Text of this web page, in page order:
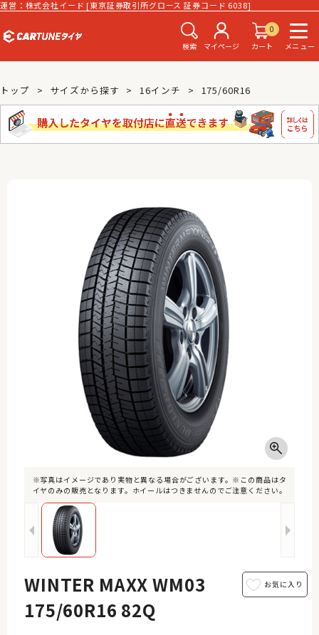
運営：株式会社イード [東京証券取引所グロース 証券コード 6038]
検索 マイページ
0
カート
メニュー
トップ サイズから探す 16インチ 175/60R16
※写真はイメージであり実物と異なる場合がございます。※この商品はタ
イヤのみの販売となります。ホイールはつきませんのでご注意ください。
WINTER MAXX WM03
175/60R16 82Q